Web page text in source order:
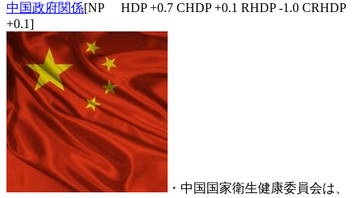
中国政府関係[NP HDP +0.7 CHDP +0.1 RHDP -1.0 CRHDP
+0.1]
・中国国家衛生健康委員会は、